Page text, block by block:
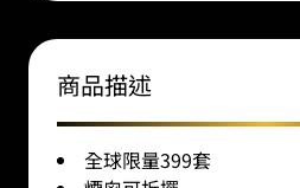
商品描述
全球限量399套